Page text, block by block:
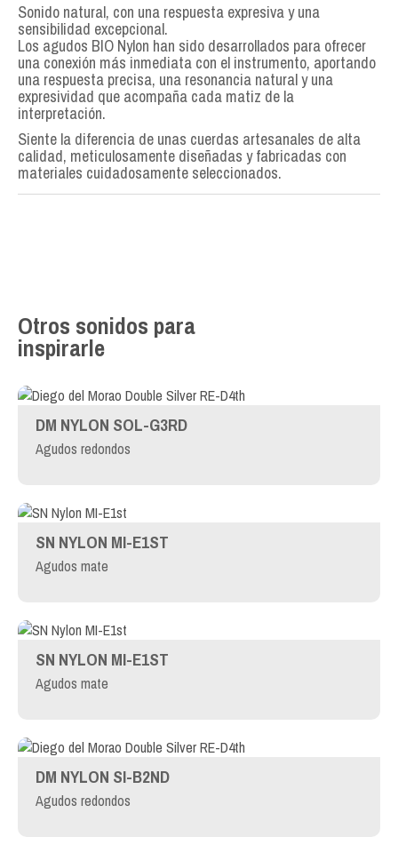
Sonido natural, con una respuesta expresiva y una
sensibilidad excepcional.
Los agudos BIO Nylon han sido desarrollados para ofrecer
una conexión más inmediata con el instrumento, aportando
una respuesta precisa, una resonancia natural y una
expresividad que acompaña cada matiz de la
interpretación.
Siente la diferencia de unas cuerdas artesanales de alta
calidad, meticulosamente diseñadas y fabricadas con
materiales cuidadosamente seleccionados.
Otros sonidos para
inspirarle
DM NYLON SOL-G3RD
Agudos redondos
SN NYLON MI-E1ST
Agudos mate
SN NYLON MI-E1ST
Agudos mate
DM NYLON SI-B2ND
Agudos redondos